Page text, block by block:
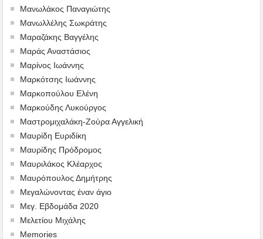
Μανωλάκος Παναγιώτης
Μανωλλέλης Σωκράτης
Μαραζάκης Βαγγέλης
Μαράς Αναστάσιος
Μαρίνος Ιωάννης
Μαρκότσης Ιωάννης
Μαρκοπούλου Ελένη
Μαρκούδης Λυκούργος
Μαστρομιχαλάκη-Ζούρα Αγγελική
Μαυρίδη Ευριδίκη
Μαυρίδης Πρόδρομος
Μαυριλάκος Κλέαρχος
Μαυρόπουλος Δημήτρης
Μεγαλώνοντας έναν άγιο
Μεγ. Εβδομάδα 2020
Μελετίου Μιχάλης
Memories